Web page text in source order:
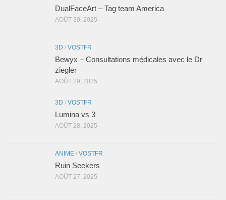
DualFaceArt – Tag team America
AOÛT 30, 2025
3D / VOSTFR
Bewyx – Consultations médicales avec le Dr
ziegler
AOÛT 29, 2025
3D / VOSTFR
Lumina vs 3
AOÛT 28, 2025
ANIME / VOSTFR
Ruin Seekers
AOÛT 27, 2025